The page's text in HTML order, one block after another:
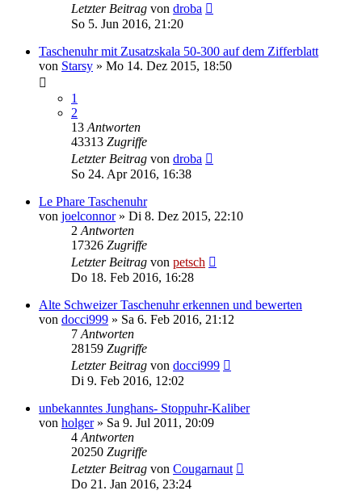
Letzter Beitrag von droba
So 5. Jun 2016, 21:20
Taschenuhr mit Zusatzskala 50-300 auf dem Zifferblatt
von Starsy » Mo 14. Dez 2015, 18:50
1
2
13 Antworten
43313 Zugriffe
Letzter Beitrag von droba
So 24. Apr 2016, 16:38
Le Phare Taschenuhr
von joelconnor» Di 8. Dez 2015, 22:10
2 Antworten
17326 Zugriffe
Letzter Beitrag von petsch
Do 18. Feb 2016, 16:28
Alte Schweizer Taschenuhr erkennen und bewerten
von docci999 » Sa 6. Feb 2016, 21:12
7 Antworten
28159 Zugriffe
Letzter Beitrag von docci999
Di 9. Feb 2016, 12:02
unbekanntes Junghans- Stoppuhr-Kaliber
von holger» Sa 9. Jul 2011, 20:09
4 Antworten
20250 Zugriffe
Letzter Beitrag von Cougarnaut
Do 21. Jan 2016, 23:24